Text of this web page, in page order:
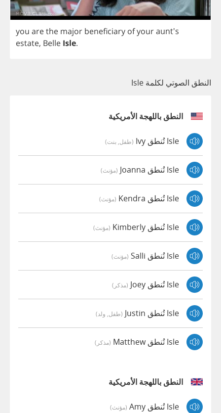
you arethe major beneficiary ofyouraunt's
estate, Belle Isle.
النطق الصوتي لكلمة Isle
النطق باللهجة الأمريكية
Isle تُنطق Ivy (طفل, بنت)
Isle تُنطق Joanna (مؤنث)
Isle تُنطق Kendra (مؤنث)
Isle تُنطق Kimberly (مؤنث)
Isle تُنطق Salli (مؤنث)
Isle تُنطق Joey (مذكر)
Isle تُنطق Justin (طفل, ولد)
Isle تُنطق Matthew (مذكر)
النطق باللهجة الأمريكية
Isle تُنطق Amy (مؤنث)